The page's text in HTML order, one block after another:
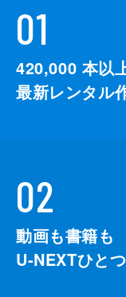
01
420,000 本以
最新レンタル
02
動画も書籍も
U-NEXTひとつ